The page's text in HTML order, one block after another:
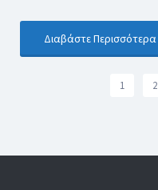
Διαβάστε Περισσότερα
1 2